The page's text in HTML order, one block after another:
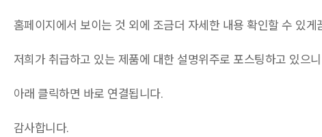
홈페이지에서 보이는 것 외에 조금더 자세한 내용 확인할 수 있
저희가 취급하고 있는 제품에 대한 설명위주로 포스팅하고 있으
아래 클릭하면 바로 연결됩니다.
감사합니다.